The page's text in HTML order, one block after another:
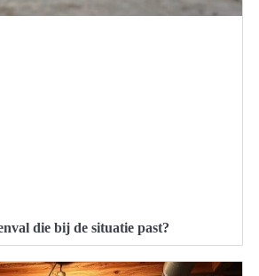
die bij de situatie past?